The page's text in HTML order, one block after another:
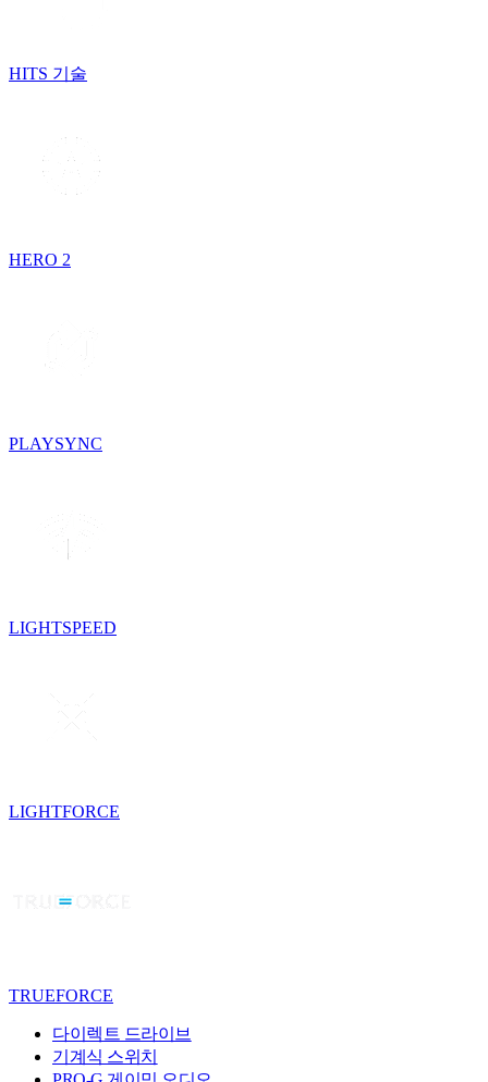
HITS 기술
HERO 2
PLAYSYNC
LIGHTSPEED
LIGHTFORCE
TRUEFORCE
다이렉트 드라이브
기계식 스위치